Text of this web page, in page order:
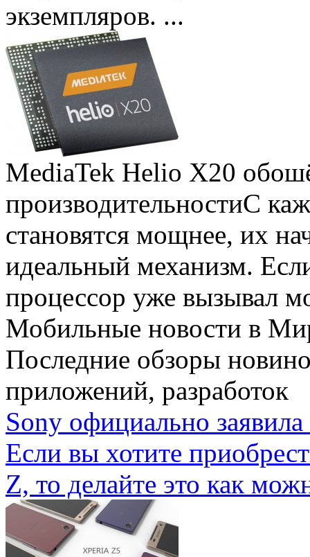
экземпляров. ...
MediaTek Helio X20
производительностиС
становятся мощнее, их
идеальный механизм.
процессор уже вызывал
Мобильные новости в
Последние обзоры
приложений, разработок
Sony официально
Если вы хотите
Z, то делайте это как